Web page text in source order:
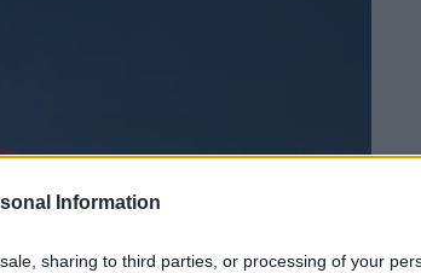
Information
sharing to third parties, or processing of your